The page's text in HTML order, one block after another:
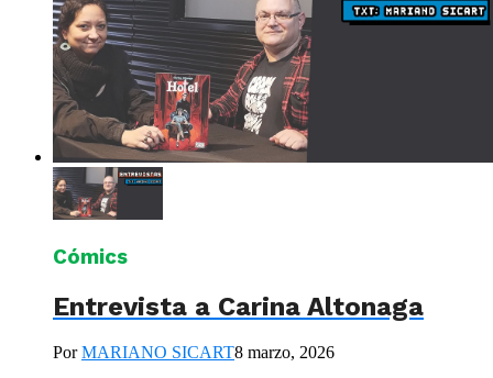
Cómics
Entrevista a Carina Altonaga
PorMARIANO SICART8 marzo, 2026